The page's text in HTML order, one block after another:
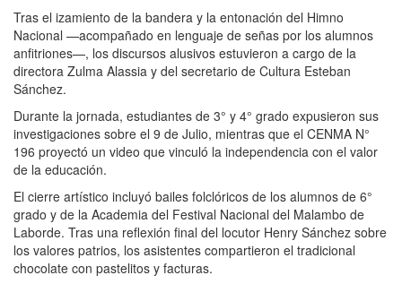
Tras el izamiento de la bandera y la entonación del Himno
Nacional —acompañado en lenguaje de señas por los alumnos
anfitriones—, los discursos alusivos estuvieron a cargo de la
directora Zulma Alassia y del secretario de Cultura Esteban
Sánchez.
Durante la jornada, estudiantes de 3° y 4° grado expusieron sus
investigaciones sobre el 9 de Julio, mientras que el CENMA N°
196 proyectó un video que vinculó la independencia con el valor
de la educación.
El cierre artístico incluyó bailes folclóricos de los alumnos de 6°
grado y de la Academia del Festival Nacional del Malambo de
Laborde. Tras una reflexión final del locutor Henry Sánchez sobre
los valores patrios, los asistentes compartieron el tradicional
chocolate con pastelitos y facturas.